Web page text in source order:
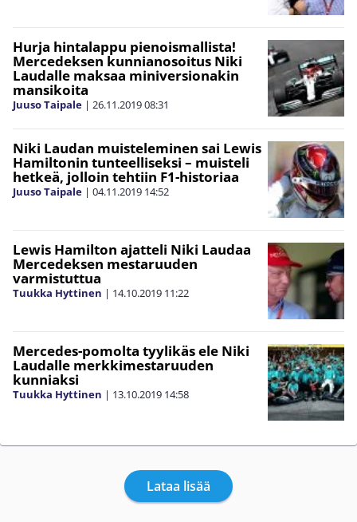
Hurja hintalappu pienoismallista!
Mercedeksen kunnianosoitus Niki
Laudalle maksaa miniversionakin
mansikoita
Juuso Taipale | 26.11.201908:31
Niki Laudan muisteleminen sai Lewis
Hamiltonin tunteelliseksi – muisteli
hetkeä, jolloin tehtiin F1-historiaa
Juuso Taipale | 04.11.2019 14:52
Lewis Hamilton ajatteli Niki Laudaa
Mercedeksen mestaruuden
varmistuttua
Tuukka Hyttinen | 14.10.2019 11:22
Mercedes-pomolta tyylikäs ele Niki
Laudalle merkkimestaruuden
kunniaksi
Tuukka Hyttinen | 13.10.2019 14:58
Lataa lisää